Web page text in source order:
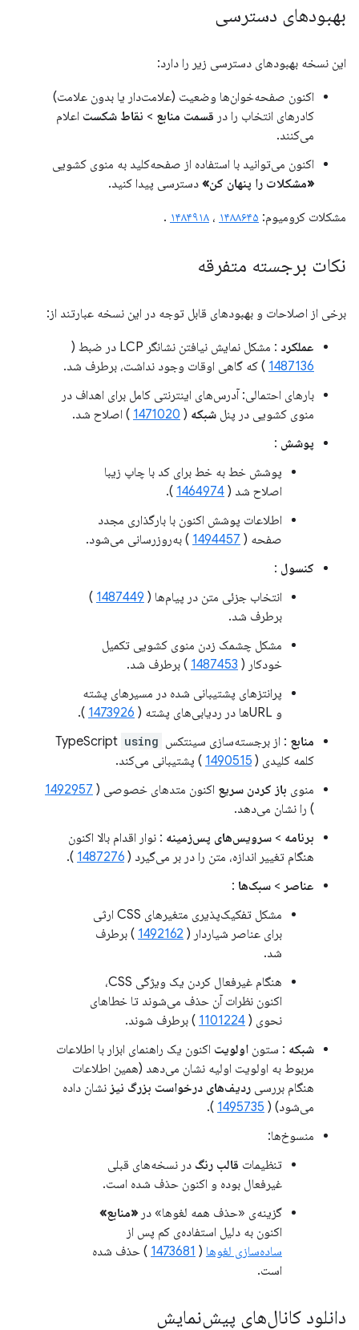
بهبودهای دسترسی
این نسخه بهبودهای دسترسی زیر را دارد:
اکنون صفحه‌خوان‌ها وضعیت (علامت‌دار یا بدون علامت)
کادرهای انتخاب را در قسمت منابع > نقاط شکست اعلام
می‌کنند.
اکنون می‌توانید با استفاده از صفحه‌کلید به منوی کشویی
«مشکلات را پنهان کن» دسترسی پیدا کنید.
مشکلات کرومیوم: ۱۴۸۸۶۴۵ ، ۱۴۸۴۹۱۸ .
نکات برجسته متفرقه
برخی از اصلاحات و بهبودهای قابل توجه در این نسخه عبارتند از:
عملکرد : مشکل نمایش نیافتن نشانگر LCP در ضبط (
1487136 ) که گاهی اوقات وجود نداشت، برطرف شد.
بارهای احتمالی: آدرس‌های اینترنتی کامل برای اهداف در
منوی کشویی در پنل شبکه (
1471020 ) اصلاح شد.
پوشش :
پوشش خط به خط برای کد با چاپ زیبا
اصلاح شد ( 1464974
).
اطلاعات پوشش اکنون با بارگذاری مجدد
صفحه ( 1494457 ) به‌روزرسانی می‌شود.
کنسول :
انتخاب جزئی متن در پیام‌ها ( 1487449
)
برطرف شد.
مشکل چشمک زدن منوی کشویی تکمیل
خودکار ( 1487453 ) برطرف شد.
پرانتزهای پشتیبانی شده در مسیرهای پشته
و URLها در ردیابی‌های پشته (
1473926
).
منابع : از برجسته‌سازی سینتکس TypeScript using
کلمه کلیدی ( 1490515 ) پشتیبانی می‌کند.
منوی باز کردن سریع اکنون متدهای خصوصی ( 1492957
) را نشان می‌دهد.
برنامه > سرویس‌های پس‌زمینه : نوار اقدام بالا اکنون
هنگام تغییر اندازه، متن را در بر می‌گیرد ( 1487276
).
عناصر > سبک‌ها :
مشکل تفکیک‌پذیری متغیرهای CSS ارثی
برای عناصر شیاردار ( 1492162 ) برطرف
شد.
هنگام غیرفعال کردن یک ویژگی CSS،
اکنون نظرات آن حذف می‌شوند تا خطاهای
نحوی ( 1101224 ) برطرف شوند.
شبکه : ستون اولویت اکنون یک راهنمای ابزار با اطلاعات
مربوط به اولویت اولیه نشان می‌دهد (همین اطلاعات
هنگام بررسی ردیف‌های درخواست بزرگ نیز نشان داده
می‌شود) ( 1495735
).
منسوخ‌ها:
تنظیمات قالب رنگ در نسخه‌های قبلی
غیرفعال بوده و اکنون حذف شده است.
گزینه‌ی «حذف همه لغوها» در «منابع»
اکنون به دلیل استفاده‌ی کم پس از
ساده‌سازی لغوها (
1473681 ) حذف شده
است.
دانلود کانال‌های پیش‌نمایش